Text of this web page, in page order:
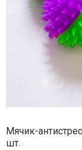
Мячик-
шт.